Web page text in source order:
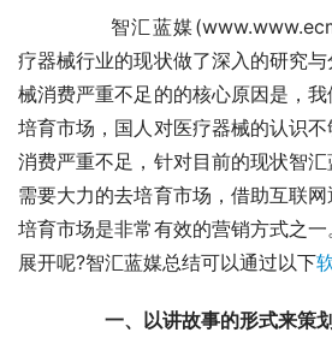
疗器械行业的现状做了深入的研究
械消费严重不足的的核心原因是，
培育市场，国人对医疗器械的认识
消费严重不足，针对目前的现状智
需要大力的去培育市场，借助互联
培育市场是非常有效的营销方式之
展开呢?智汇蓝媒总结可以通过以下
一、以讲故事的形式来策